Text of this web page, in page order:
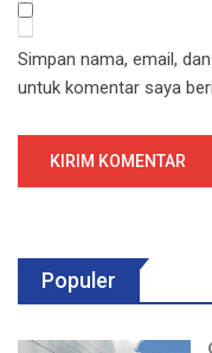
Simpan nama, email,
untuk komentar saya
Populer